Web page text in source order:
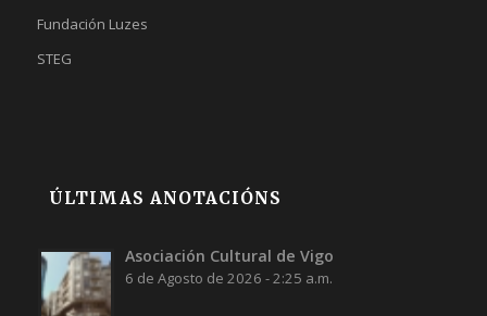
Fundación Luzes
STEG
ÚLTIMAS ANOTACIÓNS
Asociación Cultural de Vigo
6 de Agosto de 2026 - 2:25 a.m.